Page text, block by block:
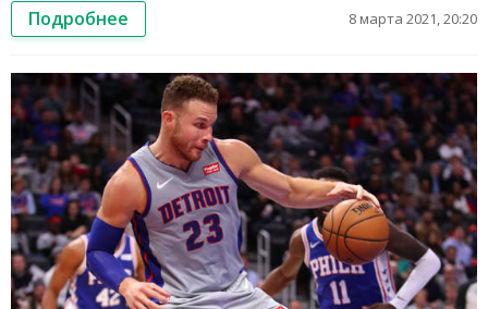
Подробнее 8 марта 2021, 20:20